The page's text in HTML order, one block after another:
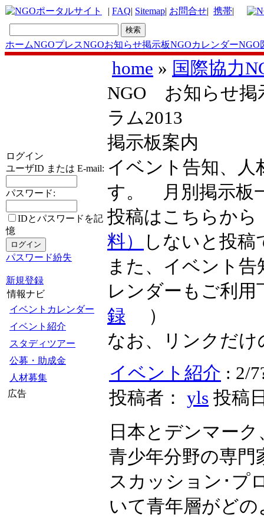
| FAQ| Sitemap| お問合せ| 携帯|
ホームNGOプレスNGOお知らせ掲示板NGOカレンダーNGO
ログイン
ユーザID または E-mail:
パスワード:
IDとパスワードを記
憶
パスワード紛失
新規登録
情報ナビ
イベントカレンダー
イベント紹介
スタディツアー
公募・助成金
人材募集
広告
home » 国際協力
NGO お知らせ掲
ラム2013
掲示板案内
イベント告知、人
す。 月別掲示
投稿はこちらか
料）
しないと投
また、イベント
レンダーもご利
録 ）
なお、リンクだ
イベント紹介 : 2/
投稿者： yls 投稿
日本とデンマー
青少年分野の専門
スカッション･プ
いて青年層がど